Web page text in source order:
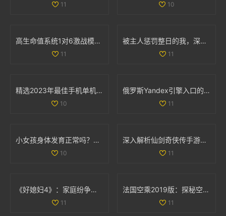
11 10
高生命值系统1对6激战模式全解析与玩法攻略
11
被主人惩罚整日的我，深刻反思自己的行为与成长
11
精选2023年最佳手机单机游戏APP推荐与排行榜分享
10
俄罗斯Yandex引擎入口的详细解析与使用指南
11
小女孩身体发育正常吗？肛门微开现象解析
10
深入解析仙剑奇侠传手游情缘系统的独特魅力与玩法
11
《好媳妇4》：家庭纷争与亲情考验交织的真实生活故事
11
法国空乘2019版：探秘空中服务背后的故事与挑战
11